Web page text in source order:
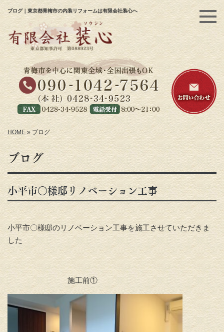
ブログ｜東京都青梅市の内装リフォームは有限会社装心へ
HOME » ブログ
ブログ
小平市〇様邸リノベーション工事
小平市〇様邸のリノベーション工事を施工させていただきま
した
施工前①